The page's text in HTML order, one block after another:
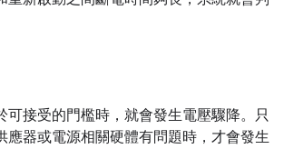
可接受的門檻時，就會發生電壓驟降。只
應器或電源相關硬體有問題時，才會發生